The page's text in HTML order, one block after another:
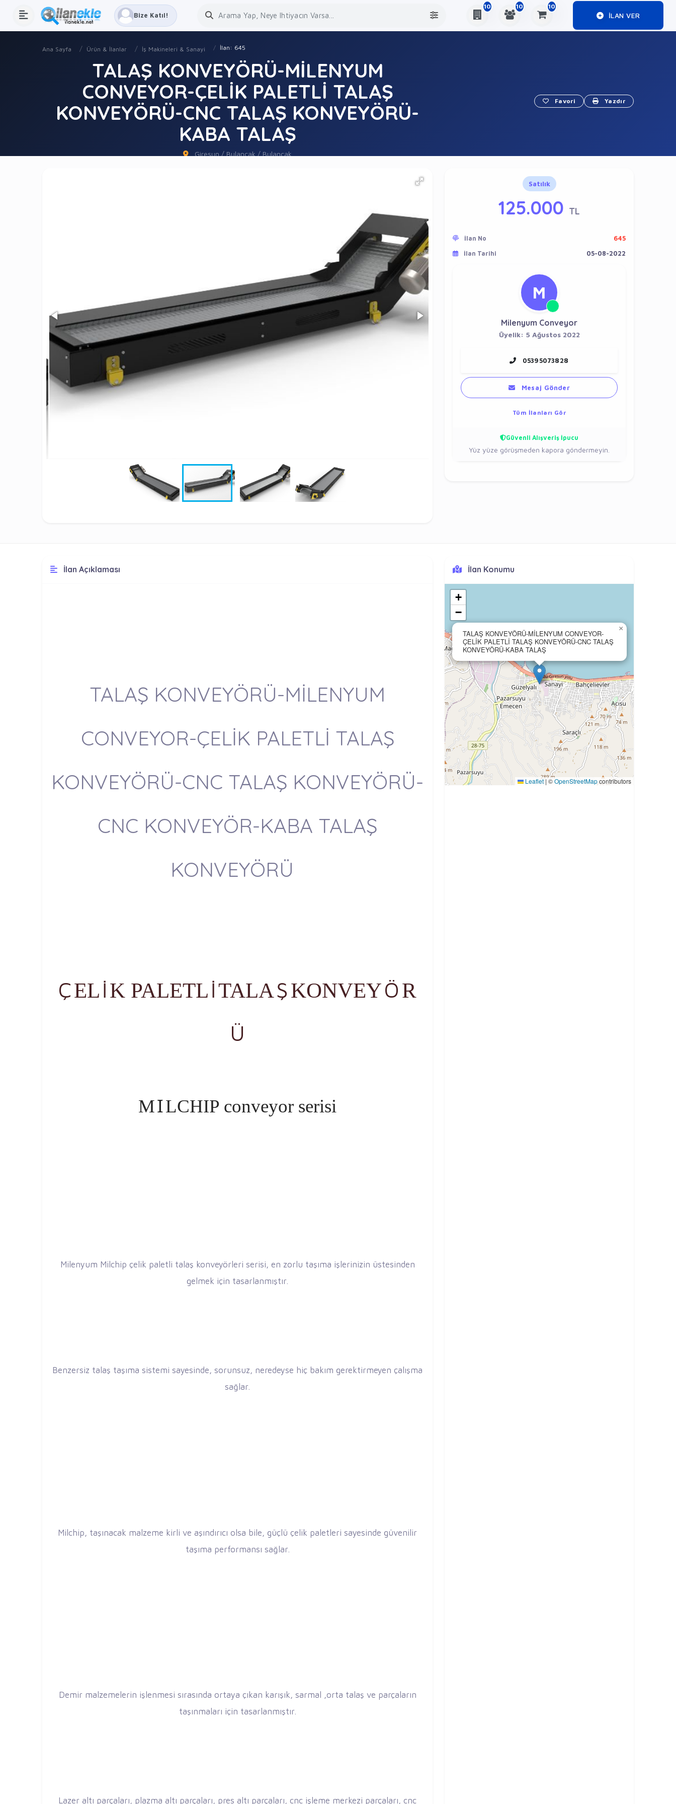
Bize Katıl!
10 10 10
ILAN VER
Ana Sayfa Ürün & İlanlar İş Makineleri & Sanayi İlan: 645
TALAŞ KONVEYÖRÜ-MİLENYUM
CONVEYOR-ÇELİK PALETLİ TALAŞ
KONVEYÖRÜ-CNC TALAŞ KONVEYÖRÜ-
KABA TALAŞ
Giresun / Bulancak / Bulancak
Favori Yazdır
Satılık
125.000 TL
İlan No
645
İlan Tarihi
05-08-2022
M
Milenyum Conveyor
Üyelik: 5 Ağustos 2022
05395073828
Mesaj Gönder
Tüm İlanları Gör
Güvenli Alışveriş İpucu
Yüz yüze görüşmeden kapora göndermeyin.
İlan Açıklaması
TALAŞ KONVEYÖRÜ-MİLENYUM
CONVEYOR-ÇELİK PALETLİ TALAŞ
KONVEYÖRÜ-CNC TALAŞ KONVEYÖRÜ-
CNC KONVEYÖR-KABA TALAŞ
KONVEYÖRÜ
ÇELİK PALETLİTALAŞKONVEYÖR
Ü
MILCHIP conveyor serisi
Milenyum Milchip çelik paletli talaş konveyörleri serisi, en zorlu taşıma işlerinizin üstesinden
gelmek için tasarlanmıştır.
Benzersiz talaş taşıma sistemi sayesinde, sorunsuz, neredeyse hiç bakım gerektirmeyen çalışma
sağlar.
Milchip, taşınacak malzeme kirli ve aşındırıcı olsa bile, güçlü çelik paletleri sayesinde güvenilir
taşıma performansı sağlar.
Demir malzemelerin işlenmesi sırasında ortaya çıkan karışık, sarmal ,orta talaş ve parçaların
taşınmaları için tasarlanmıştır.
Lazer altı parçaları, plazma altı parçaları, pres altı parçaları, cnc işleme merkezi parçaları, cnc
İlan Konumu
TALAŞ KONVEYÖRÜ-MİLENYUM CONVEYOR-
ÇELİK PALETLİ TALAŞ KONVEYÖRÜ-CNC TALAŞ
KONVEYÖRÜ-KABA TALAŞ
×
+
−
Leaflet|©OpenStreetMapcontributors